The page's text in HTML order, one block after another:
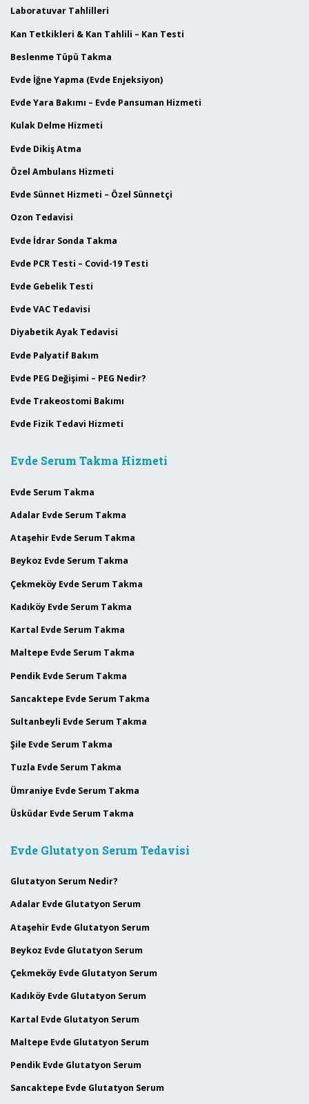
Laboratuvar Tahlilleri
Kan Tetkikleri & Kan Tahlili – Kan Testi
Beslenme Tüpü Takma
Evde İğne Yapma (Evde Enjeksiyon)
Evde Yara Bakımı – Evde Pansuman Hizmeti
Kulak Delme Hizmeti
Evde Dikiş Atma
Özel Ambulans Hizmeti
Evde Sünnet Hizmeti – Özel Sünnetçi
Ozon Tedavisi
Evde İdrar Sonda Takma
Evde PCR Testi – Covid-19 Testi
Evde Gebelik Testi
Evde VAC Tedavisi
Diyabetik Ayak Tedavisi
Evde Palyatif Bakım
Evde PEG Değişimi – PEG Nedir?
Evde Trakeostomi Bakımı
Evde Fizik Tedavi Hizmeti
Evde Serum Takma Hizmeti
Evde Serum Takma
Adalar Evde Serum Takma
Ataşehir Evde Serum Takma
Beykoz Evde Serum Takma
Çekmeköy Evde Serum Takma
Kadıköy Evde Serum Takma
Kartal Evde Serum Takma
Maltepe Evde Serum Takma
Pendik Evde Serum Takma
Sancaktepe Evde Serum Takma
Sultanbeyli Evde Serum Takma
Şile Evde Serum Takma
Tuzla Evde Serum Takma
Ümraniye Evde Serum Takma
Üsküdar Evde Serum Takma
Evde Glutatyon Serum Tedavisi
Glutatyon Serum Nedir?
Adalar Evde Glutatyon Serum
Ataşehir Evde Glutatyon Serum
Beykoz Evde Glutatyon Serum
Çekmeköy Evde Glutatyon Serum
Kadıköy Evde Glutatyon Serum
Kartal Evde Glutatyon Serum
Maltepe Evde Glutatyon Serum
Pendik Evde Glutatyon Serum
Sancaktepe Evde Glutatyon Serum